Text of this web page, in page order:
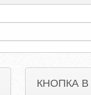
КНОПКА